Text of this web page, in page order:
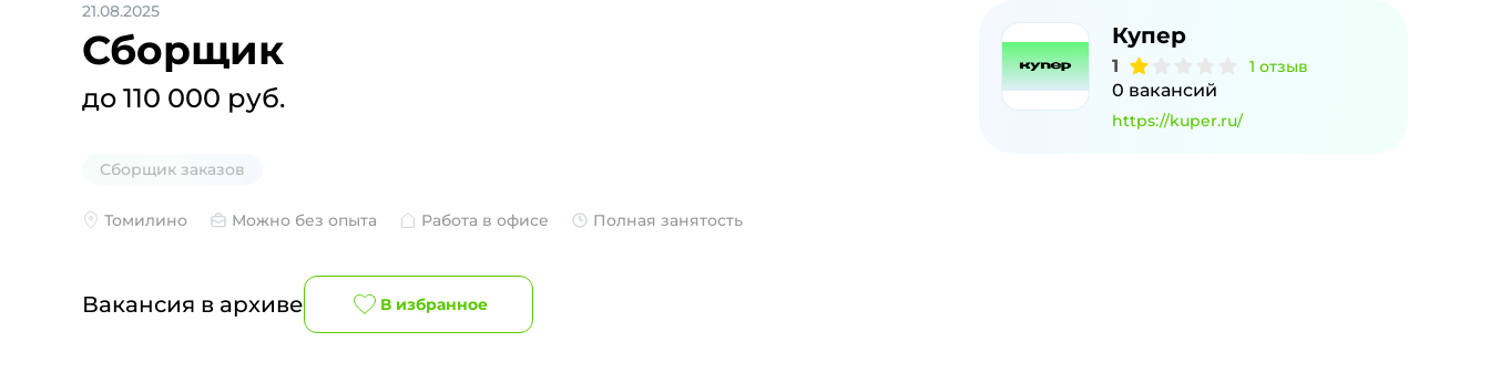
21.08.2025
Сборщик
до 110 000 руб.
Сборщик заказов
Томилино Можно без опыта Работа в офисе Полная занятость
Вакансия в архиве В избранное
Купер
1 1 отзыв
0 вакансий
https://kuper.ru/